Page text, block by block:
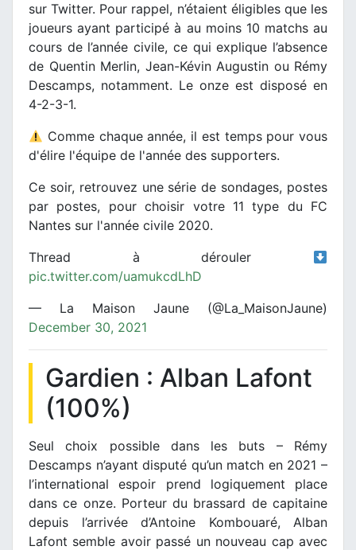
sur Twitter. Pour rappel, n’étaient éligibles que les
joueurs ayant participé à au moins 10 matchs au
cours de l’année civile, ce qui explique l’absence
de Quentin Merlin, Jean-Kévin Augustin ou Rémy
Descamps, notamment. Le onze est disposé en
4-2-3-1.
Comme chaque année, il est temps pour vous
d'élire l'équipe de l'année des supporters.
Ce soir, retrouvez une série de sondages, postes
par postes, pour choisir votre 11 type du FC
Nantes sur l'année civile 2020.
Thread à dérouler
pic.twitter.com/uamukcdLhD
— La Maison Jaune (@La_MaisonJaune)
December 30, 2021
Gardien : Alban Lafont
(100%)
Seul choix possible dans les buts – Rémy
Descamps n’ayant disputé qu’un match en 2021 –
l’international espoir prend logiquement place
dans ce onze. Porteur du brassard de capitaine
depuis l’arrivée d’Antoine Kombouaré, Alban
Lafont semble avoir passé un nouveau cap avec